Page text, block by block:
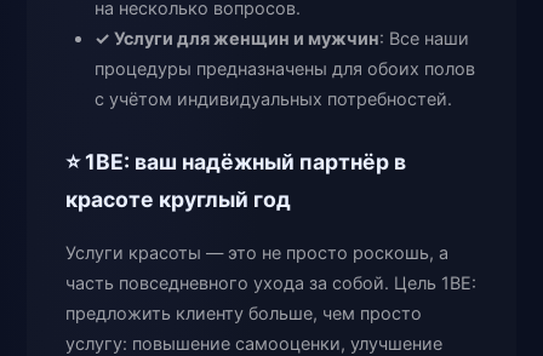
на несколько вопросов.
✓ Услуги для женщин и мужчин: Все наши
процедуры предназначены для обоих полов
с учётом индивидуальных потребностей.
⭐ 1BE: ваш надёжный партнёр в
красоте круглый год
Услуги красоты — это не просто роскошь, а
часть повседневного ухода за собой. Цель 1BE:
предложить клиенту больше, чем просто
услугу: повышение самооценки, улучшение